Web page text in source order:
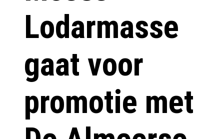
Lodarmasse
gaat voor
promotie met